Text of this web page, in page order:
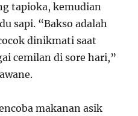
tapioka, kemudian
sapi. “Bakso adalah
dinikmati saat
cemilan di sore hari,”
makanan asik